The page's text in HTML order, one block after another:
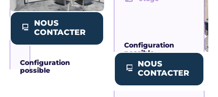
3ème
Configuration
possible
NOUS
CONTACTER
Configuration
possible
NOUS
CONTACTER